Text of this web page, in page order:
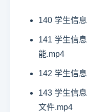
140 学生信
141 学生信
能.mp4
142 学生信
143 学生信
文件.mp4